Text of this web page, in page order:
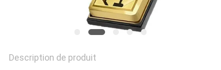
Description de produit